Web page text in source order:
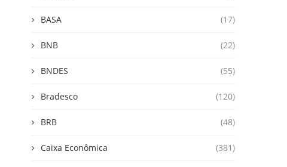
BASA (17)
BNB (22)
BNDES (55)
Bradesco (120)
BRB (48)
Caixa Econômica (381)